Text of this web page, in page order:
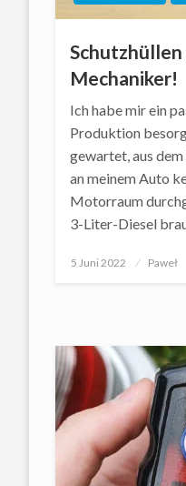
Mechaniker!
Ich habe mir ein
Produktion
gewartet, aus
an meinem Auto
Motorraum
3-Liter-Diesel
Posted
5 Juni 2022 Paweł